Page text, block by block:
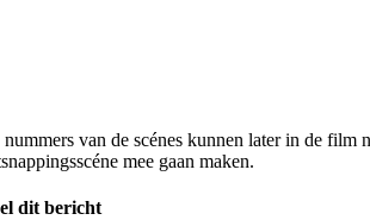
nummers van de scénes kunnen later in de
mee gaan maken.
dit bericht